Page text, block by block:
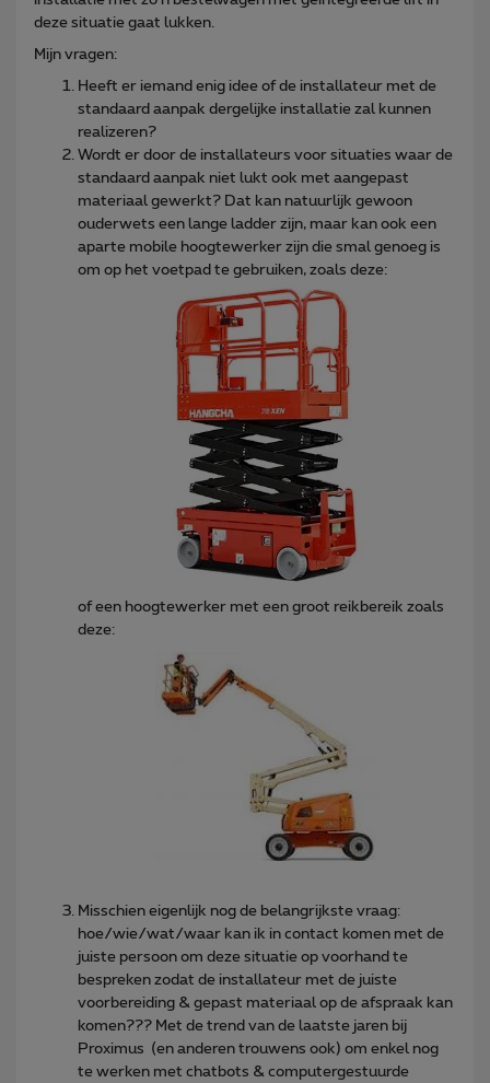
deze situatie gaat lukken.
Mijn vragen:
Heeft er iemand enig idee of de installateur met de
standaard aanpak dergelijke installatie zal kunnen
realizeren?
Wordt er door de installateurs voor situaties waar de
standaard aanpak niet lukt ook met aangepast
materiaal gewerkt? Dat kan natuurlijk gewoon
ouderwets een lange ladder zijn, maar kan ook een
aparte mobile hoogtewerker zijn die smal genoeg is
om op het voetpad te gebruiken, zoals deze:
of een hoogtewerker met een groot reikbereik zoals
deze:
Misschien eigenlijk nog de belangrijkste vraag:
hoe/wie/wat/waar kan ik in contact komen met de
juiste persoon om deze situatie op voorhand te
bespreken zodat de installateur met de juiste
voorbereiding & gepast materiaal op de afspraak kan
komen??? Met de trend van de laatste jaren bij
Proximus (en anderen trouwens ook) om enkel nog
te werken met chatbots & computergestuurde